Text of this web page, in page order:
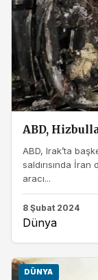
ABD,
ABD, Irak’ta
saldırısında
aracı...
8 Şubat 2024
Dünya
DÜNYA